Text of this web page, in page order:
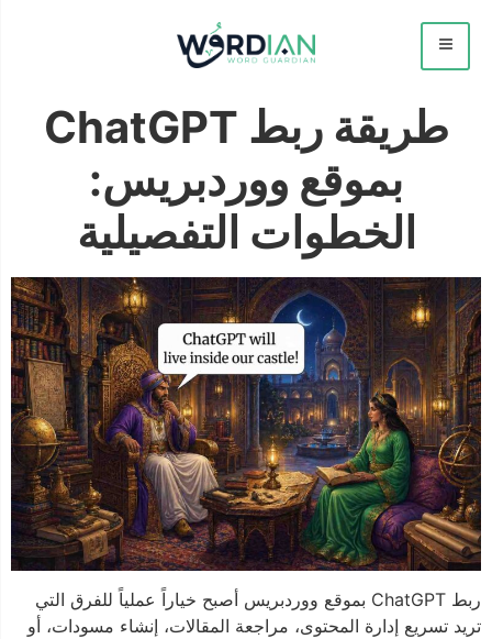
طريقة ربط ChatGPT
بموقع ووردبريس:
الخطوات التفصيلية
ربط ChatGPT بموقع ووردبريس أصبح خياراً عملياً للفرق التي
تريد تسريع إدارة المحتوى، مراجعة المقالات، إنشاء مسودات، أو